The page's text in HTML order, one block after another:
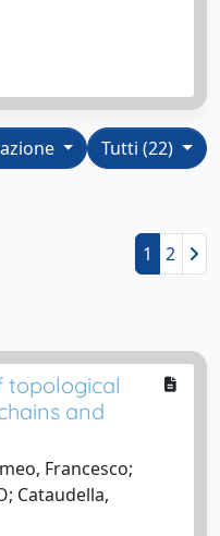
Tutti (22)
1 2
topological
and
Francesco;
Cataudella,